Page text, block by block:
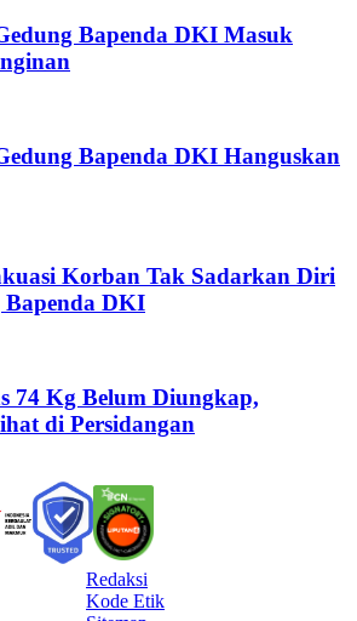
Bapenda DKI Masuk
Bapenda DKI Hanguskan
Korban Tak Sadarkan Diri
DKI
74 Kg Belum Diungkap,
di Persidangan
Redaksi
Kode Etik